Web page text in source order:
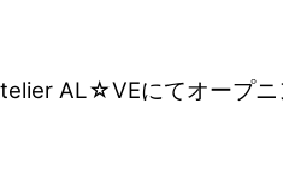
AL☆VEにてオープニ